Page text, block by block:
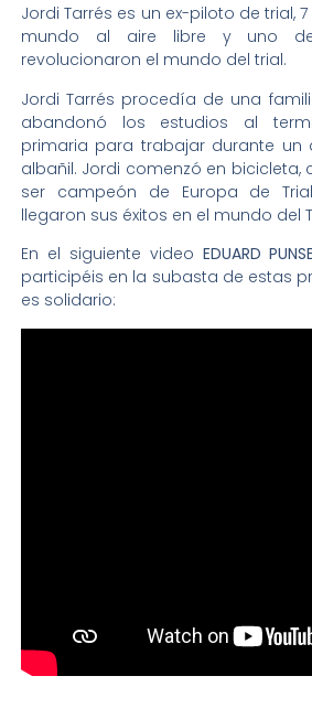
Jordi Tarrés es un ex-piloto de trial,
mundo al aire libre y uno
revolucionaron el mundo del trial.
Jordi Tarrés procedía de una
abandonó los estudios al
primaria para trabajar durante
albañil. Jordi comenzó en bicicleta,
ser campeón de Europa de
llegaron sus éxitos en el mundo del
En el siguiente video EDUARD
participéis en la subasta de estas
es solidario: